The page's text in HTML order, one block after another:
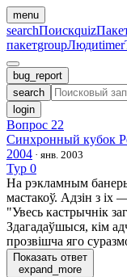
menu
searchПоискquiz
пакетgroupЛюдиtimer
bug_report
search
login
Вопрос 22
Синхронный кубок
2004 · янв. 2003
Тур 0
На рэкламным
мастакоў. Адзiн з iх
"Увесь кастрычнiк
Здагадаўшыся, кiм
прозвiшча яго
Показать ответ
expand_more